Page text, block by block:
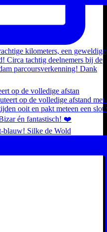
op de volledige afstan
blauw! Silke de Wold